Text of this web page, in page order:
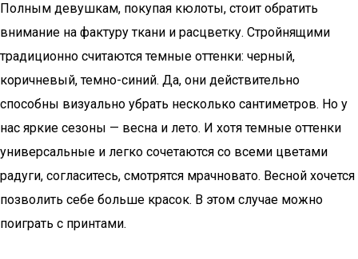
Полным девушкам, покупая кюлоты, стоит обратить
внимание на фактуру ткани и расцветку. Стройнящими
традиционно считаются темные оттенки: черный,
коричневый, темно-синий. Да, они действительно
способны визуально убрать несколько сантиметров. Но у
нас яркие сезоны — весна и лето. И хотя темные оттенки
универсальные и легко сочетаются со всеми цветами
радуги, согласитесь, смотрятся мрачновато. Весной хочется
позволить себе больше красок. В этом случае можно
поиграть с принтами.